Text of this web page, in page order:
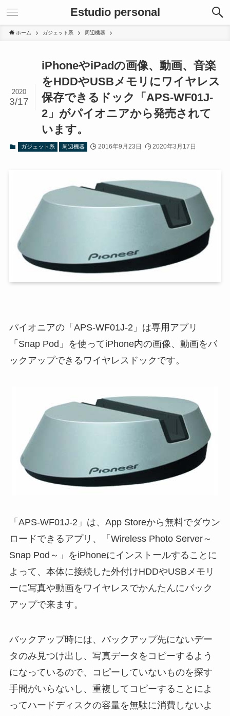
Estudio personal
ホーム ガジェット系 周辺機器
iPhoneやiPadの画像、動画、音楽
をHDDやUSBメモリにワイヤレス
保存できるドック「APS-WF01J-
2」がパイオニアから発売されて
います。
2020
3/17
ガジェット系 周辺機器 2016年9月23日 2020年3月17日
パイオニアの「APS-WF01J-2」は専用アプリ
「Snap Pod」を使ってiPhone内の画像、動画をバ
ックアップできるワイヤレスドックです。
「APS-WF01J-2」は、App Storeから無料でダウン
ロードできるアプリ、「Wireless Photo Server～
Snap Pod～」をiPhoneにインストールすることに
よって、本体に接続した外付けHDDやUSBメモリ
ーに写真や動画をワイヤレスでかんたんにバック
アップで来ます。
バックアップ時には、バックアップ先にないデー
タのみ見つけ出し、写真データをコピーするよう
になっているので、コピーしていないものを探す
手間がいらないし、重複してコピーすることによ
ってハードディスクの容量を無駄に消費しないよ